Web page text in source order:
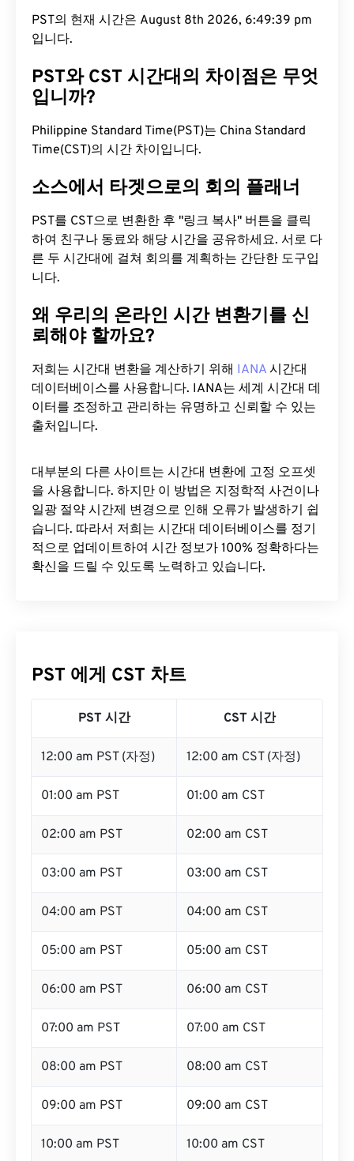
PST의 현재 시간은 August 8th 2026, 6:49:40 pm
입니다.
PST와 CST 시간대의 차이점은 무엇
입니까?
Philippine Standard Time(PST)는 China Standard
Time(CST)의 시간 차이입니다.
소스에서 타겟으로의 회의 플래너
PST를 CST으로 변환한 후 "링크 복사" 버튼을 클릭
하여 친구나 동료와 해당 시간을 공유하세요. 서로 다
른 두 시간대에 걸쳐 회의를 계획하는 간단한 도구입
니다.
왜 우리의 온라인 시간 변환기를 신
뢰해야 할까요?
저희는 시간대 변환을 계산하기 위해 IANA 시간대
데이터베이스를 사용합니다. IANA는 세계 시간대 데
이터를 조정하고 관리하는 유명하고 신뢰할 수 있는
출처입니다.
대부분의 다른 사이트는 시간대 변환에 ​​고정 오프셋
을 사용합니다. 하지만 이 방법은 지정학적 사건이나
일광 절약 시간제 변경으로 인해 오류가 발생하기 쉽
습니다. 따라서 저희는 시간대 데이터베이스를 정기
적으로 업데이트하여 시간 정보가 100% 정확하다는
확신을 드릴 수 있도록 노력하고 있습니다.
PST 에게 CST 차트
PST 시간 CST 시간
12:00 am PST (자정) 12:00 am CST (자정)
01:00 am PST 01:00 am CST
02:00 am PST 02:00 am CST
03:00 am PST 03:00 am CST
04:00 am PST 04:00 am CST
05:00 am PST 05:00 am CST
06:00 am PST 06:00 am CST
07:00 am PST 07:00 am CST
08:00 am PST 08:00 am CST
09:00 am PST 09:00 am CST
10:00 am PST 10:00 am CST